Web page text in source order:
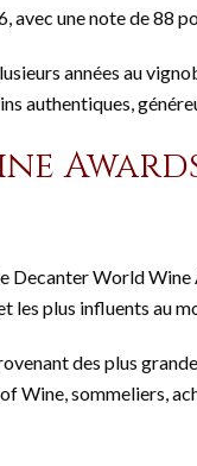
avec une note de 88
années au
authentiques,
Decanter World
les plus influents au
des plus
Wine, sommeliers,